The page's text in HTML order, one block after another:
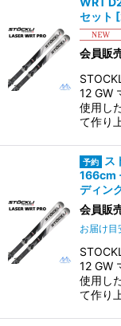
セット [
会員販
12 GW
使用し
て作り
ス
166cm
ディン
会員販
お届け目
12 GW
使用し
て作り